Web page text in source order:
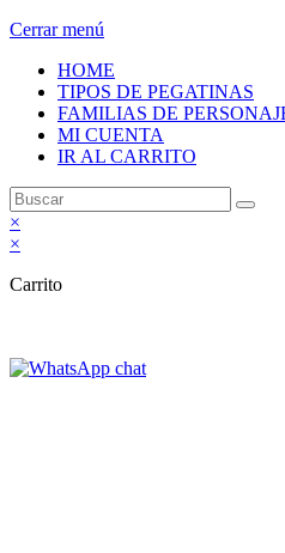
Cerrar menú
HOME
TIPOS DE PEGATINAS
FAMILIAS DE
MI CUENTA
IR AL CARRITO
×
×
Carrito